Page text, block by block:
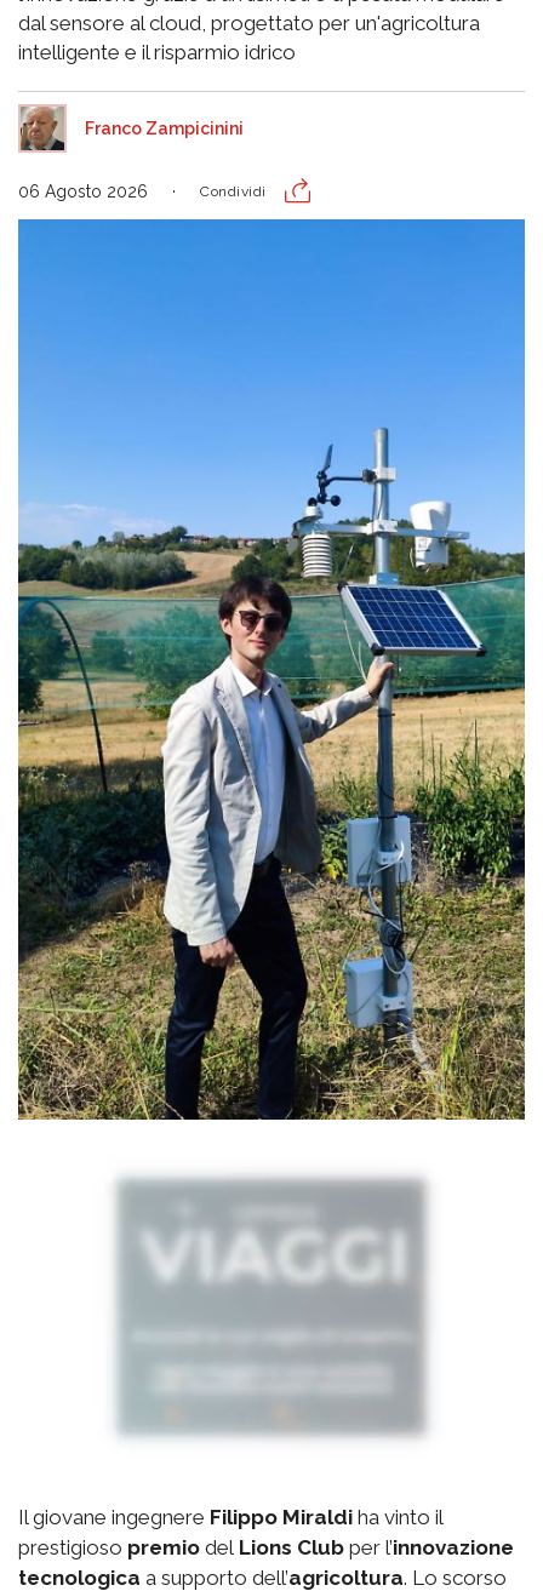
dal sensore al cloud, progettato per un'agricoltura
intelligente e il risparmio idrico
Franco Zampicinini
06 Agosto 2026 Condividi
Il giovane ingegnere Filippo Miraldi ha vinto il
prestigioso premio del Lions Club per l’innovazione
tecnologica a supporto dell’agricoltura. Lo scorso